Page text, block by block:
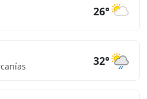
26°
32°